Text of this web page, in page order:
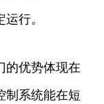
行。
的优势体现在
制系统能在短